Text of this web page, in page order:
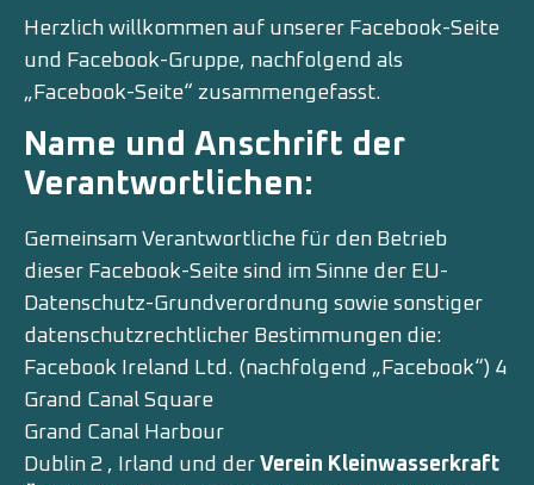
Herzlich willkommen auf unserer Facebook-Seite
und Facebook-Gruppe, nachfolgend als
„Facebook-Seite“ zusammengefasst.
Name und Anschrift der
Verantwortlichen:
Gemeinsam Verantwortliche für den Betrieb
dieser Facebook-Seite sind im Sinne der EU-
Datenschutz-Grundverordnung sowie sonstiger
datenschutzrechtlicher Bestimmungen die:
Facebook Ireland Ltd. (nachfolgend „Facebook“) 4
Grand Canal Square
Grand Canal Harbour
Dublin 2 , Irland und der Verein Kleinwasserkraft